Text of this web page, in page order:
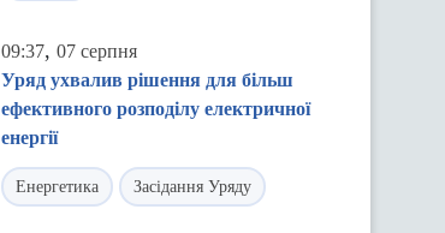
09:37, 07 серпня
Уряд ухвалив рішення для більш
ефективного розподілу електричної
енергії
Енергетика Засідання Уряду